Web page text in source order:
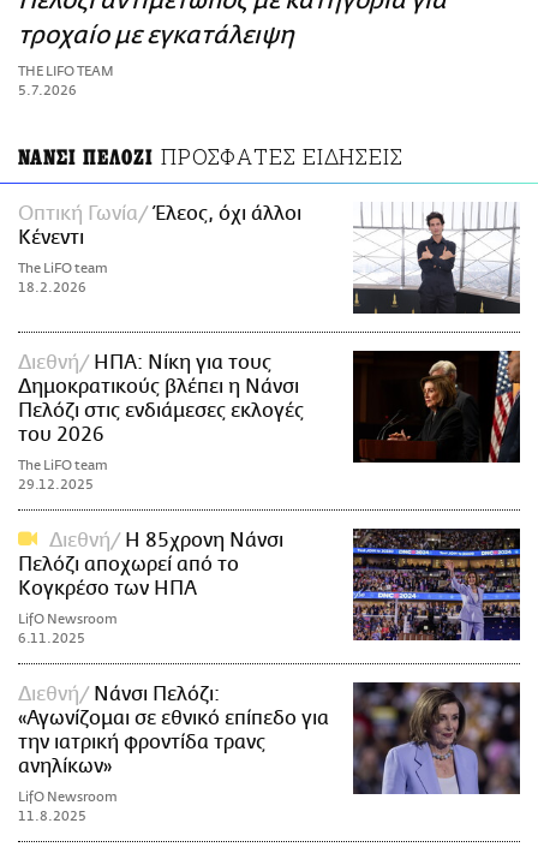
ΑΜΠΑ
PRINT
τροχαίο με εγκατάλειψη
THE LIFO TEAM
5.7.2026
ΝΑΝΣΙ ΠΕΛΟΖΙ ΠΡΟΣΦΑΤΕΣ ΕΙΔΗΣΕΙΣ
Οπτική Γωνία
Έλεος, όχι άλλοι
Κένεντι
The LiFO team
18.2.2026
Διεθνή
ΗΠΑ: Νίκη για τους
Δημοκρατικούς βλέπει η Νάνσι
Πελόζι στις ενδιάμεσες εκλογές
του 2026
The LiFO team
29.12.2025
Διεθνή
Η 85χρονη Νάνσι
Πελόζι αποχωρεί από το
Κογκρέσο των ΗΠΑ
LifO Newsroom
6.11.2025
Διεθνή
Νάνσι Πελόζι:
«Αγωνίζομαι σε εθνικό επίπεδο για
την ιατρική φροντίδα τρανς
ανηλίκων»
LifO Newsroom
11.8.2025